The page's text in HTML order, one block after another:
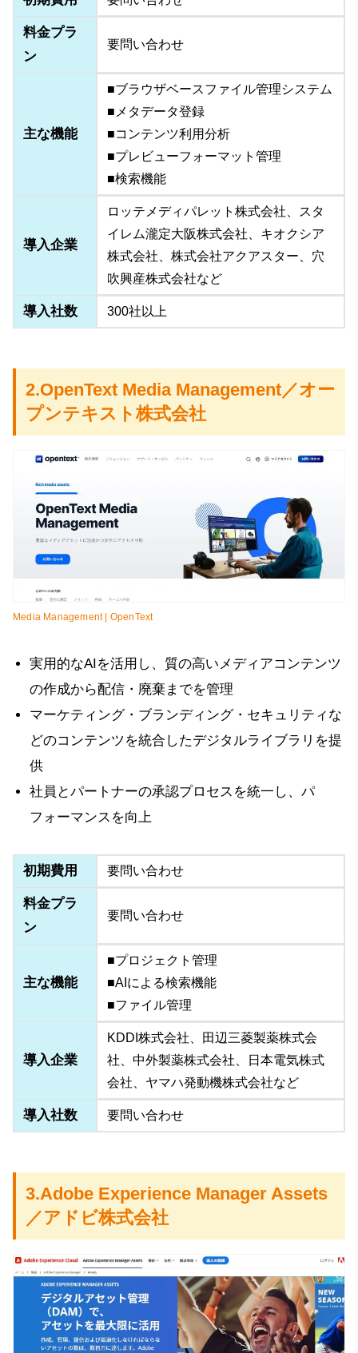
料金プラ
ン
要問い合わせ
主な機能
■ブラウザベースファイル管理システム
■メタデータ登録
■コンテンツ利用分析
■プレビューフォーマット管理
■検索機能
導入企業
ロッテメディパレット株式会社、スタ
イレム瀧定大阪株式会社、キオクシア
株式会社、株式会社アクアスター、穴
吹興産株式会社など
導入社数 300社以上
2.OpenText Media Management／オー
プンテキスト株式会社
Media Management | OpenText
実用的なAIを活用し、質の高いメディアコンテンツ
の作成から配信・廃棄までを管理
マーケティング・ブランディング・セキュリティな
どのコンテンツを統合したデジタルライブラリを提
供
社員とパートナーの承認プロセスを統一し、パ
フォーマンスを向上
初期費用 要問い合わせ
料金プラ
ン
要問い合わせ
主な機能
■プロジェクト管理
■AIによる検索機能
■ファイル管理
導入企業
KDDI株式会社、田辺三菱製薬株式会
社、中外製薬株式会社、日本電気株式
会社、ヤマハ発動機株式会社など
導入社数 要問い合わせ
3.Adobe Experience Manager Assets
／アドビ株式会社